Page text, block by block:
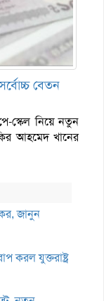
বেতন
স্কেল নিয়ে নতুন
আহমেদ খানের
জানুন
করল যুক্তরাষ্ট্র